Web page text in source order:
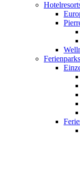
Ferienparks